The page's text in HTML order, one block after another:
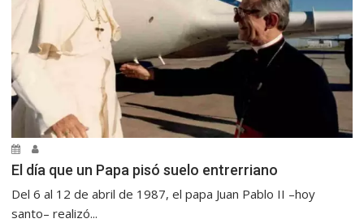
El día que un Papa pisó suelo entrerriano
Del 6 al 12 de abril de 1987, el papa Juan Pablo II –hoy
santo– realizó...